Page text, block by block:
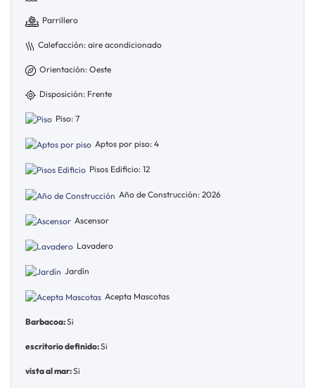
Parrillero
Calefacción: aire acondicionado
Orientación: Oeste
Disposición: Frente
Piso: 7
Aptos por piso: 4
Pisos Edificio: 12
Año de Construcción: 2026
Ascensor
Lavadero
Jardín
Acepta Mascotas
Barbacoa:Si
escritorio definido:Si
vista al mar:Si